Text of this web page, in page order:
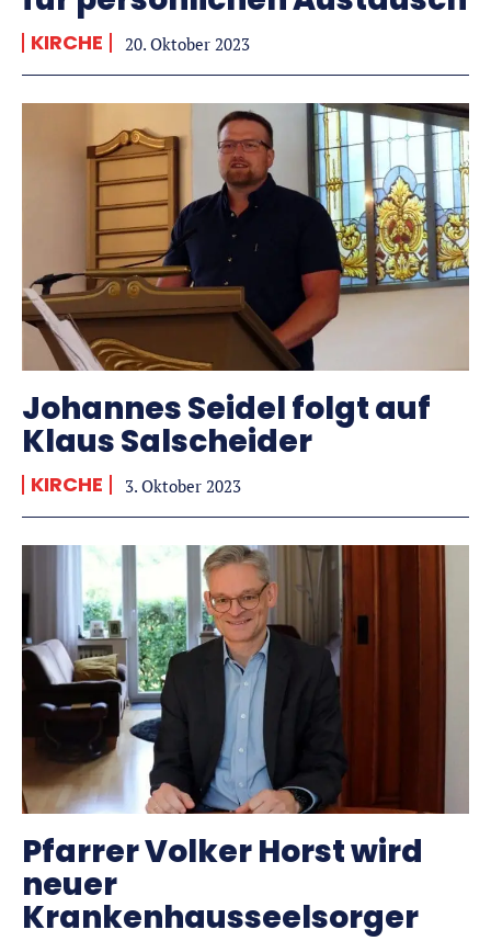
KIRCHE 20. Oktober 2023
Johannes Seidel folgt auf
Klaus Salscheider
KIRCHE 3. Oktober 2023
Pfarrer Volker Horst wird
neuer
Krankenhausseelsorger